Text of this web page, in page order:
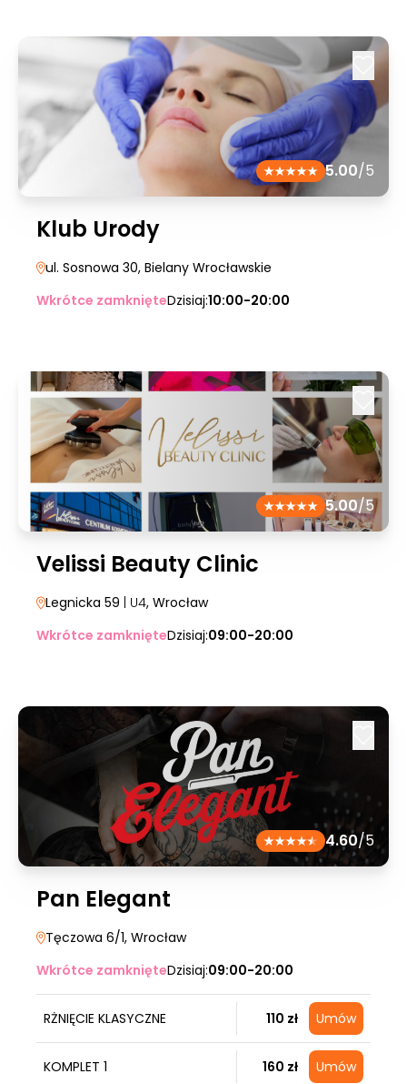
5.00/5
Klub Urody
ul. Sosnowa 30, Bielany Wrocławskie
Wkrótce zamknięteDzisiaj:10:00-20:00
5.00/5
Velissi Beauty Clinic
Legnicka 59 | U4, Wrocław
Wkrótce zamknięteDzisiaj:09:00-20:00
4.60/5
Pan Elegant
Tęczowa 6/1, Wrocław
Wkrótce zamknięteDzisiaj:09:00-20:00
RŻNIĘCIE KLASYCZNE 110 zł Umów
KOMPLET 1 160 zł Umów